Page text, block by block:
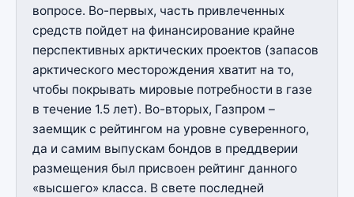
вопросе. Во-первых, часть привлеченных
средств пойдет на финансирование крайне
перспективных арктических проектов (запасов
арктического месторождения хватит на то,
чтобы покрывать мировые потребности в газе
в течение 1.5 лет). Во-вторых, Газпром –
заемщик с рейтингом на уровне суверенного,
да и самим выпускам бондов в преддверии
размещения был присвоен рейтинг данного
«высшего» класса. В свете последней